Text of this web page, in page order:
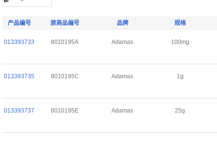
产品编号 原商品编号 品牌 规格
013393733 8010195A Adamas 100mg
013393735 8010195C Adamas 1g
013393737 8010195E Adamas 25g